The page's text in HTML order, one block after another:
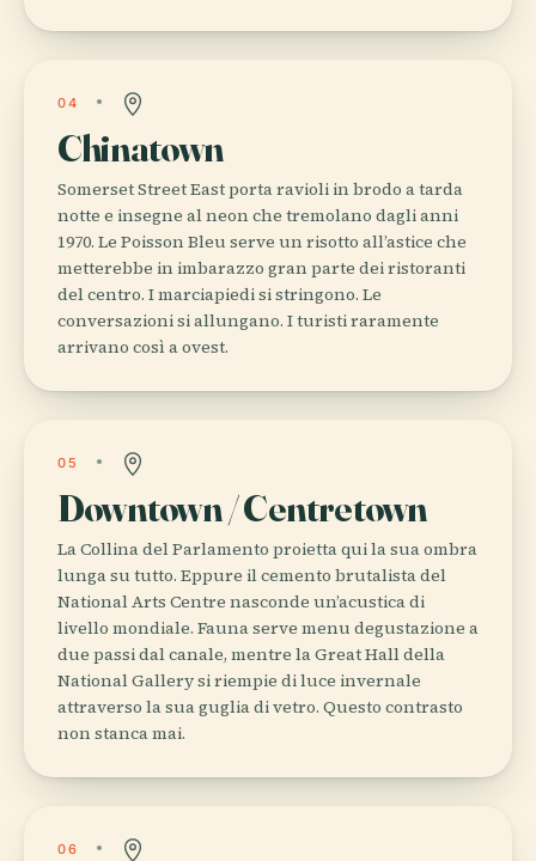
04
Chinatown
Somerset Street East porta ravioli in brodo a tarda
notte e insegne al neon che tremolano dagli anni
1970. Le Poisson Bleu serve un risotto all’astice che
metterebbe in imbarazzo gran parte dei ristoranti
del centro. I marciapiedi si stringono. Le
conversazioni si allungano. I turisti raramente
arrivano così a ovest.
05
Downtown / Centretown
La Collina del Parlamento proietta qui la sua ombra
lunga su tutto. Eppure il cemento brutalista del
National Arts Centre nasconde un’acustica di
livello mondiale. Fauna serve menu degustazione a
due passi dal canale, mentre la Great Hall della
National Gallery si riempie di luce invernale
attraverso la sua guglia di vetro. Questo contrasto
non stanca mai.
06